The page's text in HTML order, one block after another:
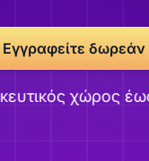
Εγγραφείτε δωρεάν
χώρος έως